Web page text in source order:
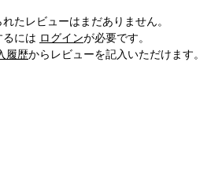
たレビューはまだありません。
るには ログインが必要です。
履歴からレビューを記入いただけます。